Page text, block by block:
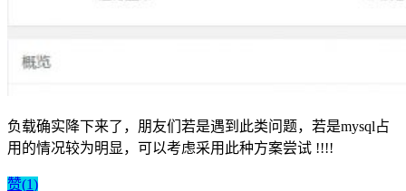
负载确实降下来了，朋友们若是遇到此类问题，若是mysql占
用的情况较为明显，可以考虑采用此种方案尝试 !!!!
赞(1)